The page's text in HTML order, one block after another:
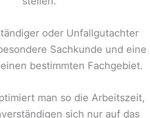
oder Unfallgutachter
Sachkunde und eine
bestimmten Fachgebiet.
man so die Arbeitszeit,
sich nur auf das